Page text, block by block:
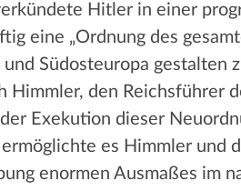
Hitler in einer
eine „Ordnung des
Südosteuropa gestalten
Himmler, den Reichsführer
Exekution dieser
es Himmler und
enormen Ausmaßes im